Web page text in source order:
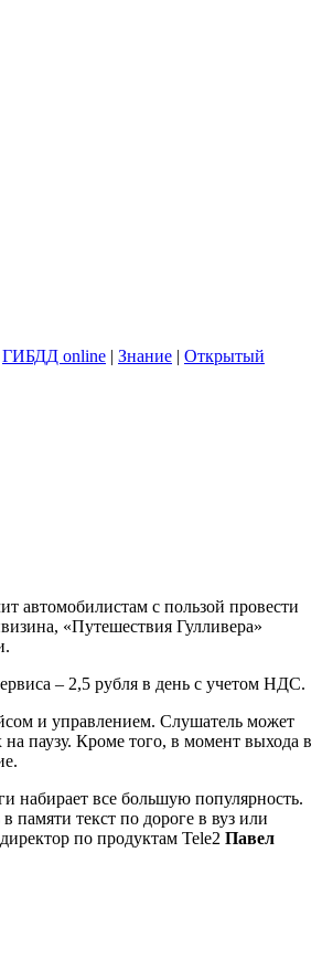
ГИБДД online | Знание | Открытый
автомобилистам с пользой провести
«Путешествия Гулливера»
– 2,5 рубля в день с учетом НДС.
и управлением. Слушатель может
паузу. Кроме того, в момент выхода в
набирает все большую популярность.
памяти текст по дороге в вуз или
по продуктам Tele2 Павел